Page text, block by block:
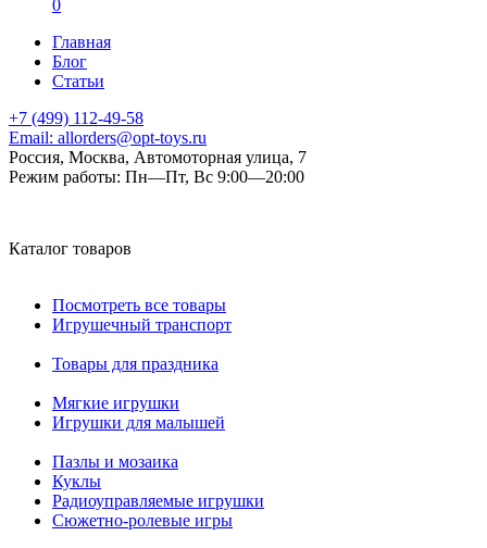
0
Главная
Блог
Статьи
+7 (499) 112-49-58
Email: allorders@opt-toys.ru
Россия, Москва, Автомоторная улица, 7
Режим работы: Пн—Пт, Вс 9:00—20:00
Каталог товаров
Посмотреть все товары
Игрушечный транспорт
Товары для праздника
Мягкие игрушки
Игрушки для малышей
Пазлы и мозаика
Куклы
Радиоуправляемые игрушки
Сюжетно-ролевые игры